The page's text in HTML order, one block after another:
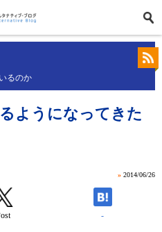
るのか
ようになってきた
» 2014/06/26
-